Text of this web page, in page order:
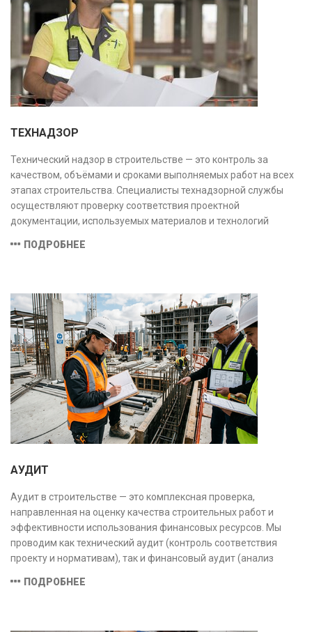
ТЕХНАДЗОР
Технический надзор в строительстве — это контроль за
качеством, объёмами и сроками выполняемых работ на всех
этапах строительства. Специалисты технадзорной службы
осуществляют проверку соответствия проектной
документации, используемых материалов и технологий
безопасность и надёжность объекта.
ПОДРОБНЕЕ
АУДИТ
Аудит в строительстве — это комплексная проверка,
направленная на оценку качества строительных работ и
эффективности использования финансовых ресурсов. Мы
проводим как технический аудит (контроль соответствия
проекту и нормативам), так и финансовый аудит (анализ
безопасность и экономическую обоснованность проекта.
ПОДРОБНЕЕ